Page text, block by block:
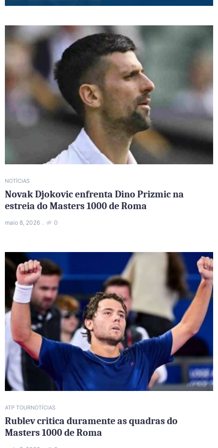
NOTÍCIAS
Novak Djokovic enfrenta Dino Prizmic na
estreia do Masters 1000 de Roma
maio 8, 2026 0
ATP TOURNOTÍCIAS
Rublev critica duramente as quadras do
Masters 1000 de Roma